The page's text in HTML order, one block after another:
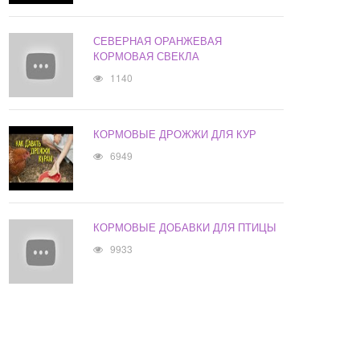
СЕВЕРНАЯ ОРАНЖЕВАЯ
КОРМОВАЯ СВЕКЛА
1140
КОРМОВЫЕ ДРОЖЖИ ДЛЯ КУР
6949
КОРМОВЫЕ ДОБАВКИ ДЛЯ ПТИЦЫ
9933